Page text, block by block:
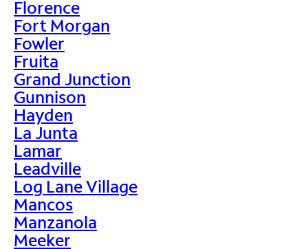
Florence
Fort Morgan
Fowler
Fruita
Grand Junction
Gunnison
Hayden
La Junta
Lamar
Leadville
Log Lane Village
Mancos
Manzanola
Meeker